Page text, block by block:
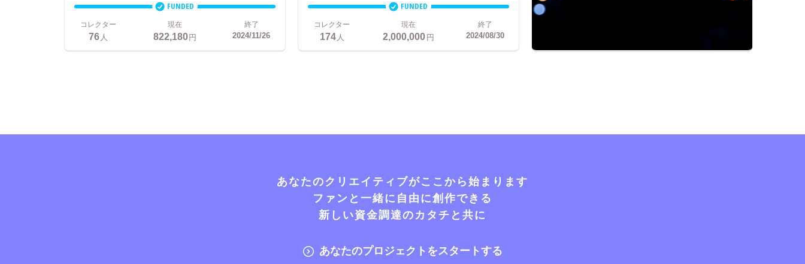
FUNDED
コレクター
76人
現在
822,180円
終了
2024/11/26
FUNDED
コレクター
174人
現在
2,000,000円
終了
2024/08/30
あなたのクリエイティブがここから始まります
ファンと一緒に自由に創作できる
新しい資金調達のカタチと共に
あなたのプロジェクトをスタートする